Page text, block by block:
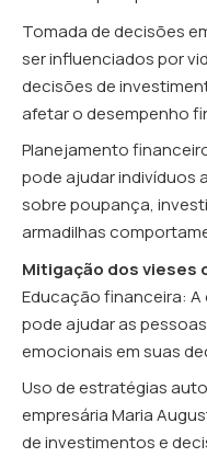
Tomada de decisões
ser influenciados por
decisões de
afetar o desempenho
Planejamento
pode ajudar indivíduos
sobre poupança,
armadilhas
Mitigação dos vieses
Educação financeira:
pode ajudar as
emocionais em suas
Uso de estratégias
empresária Maria
de investimentos e